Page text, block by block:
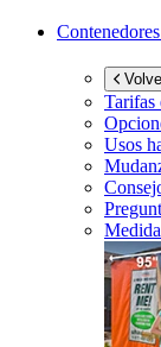
Contenedores
Tarifas
Usos